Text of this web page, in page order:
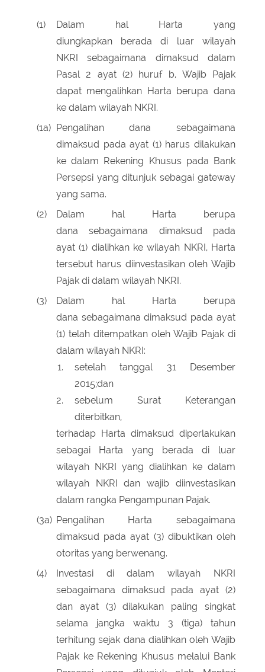
(1)
Dalam hal Harta yang
diungkapkan berada di luar wilayah
NKRI sebagaimana dimaksud dalam
Pasal 2 ayat (2) huruf b, Wajib Pajak
dapat mengalihkan Harta berupa dana
ke dalam wilayah NKRI.
(1a) Pengalihan dana sebagaimana
dimaksud pada ayat (1) harus dilakukan
ke dalam Rekening Khusus pada Bank
Persepsi yang ditunjuk sebagai gateway
yang sama.
(2)
Dalam hal Harta berupa
dana sebagaimana dimaksud pada
ayat (1) dialihkan ke wilayah NKRI, Harta
tersebut harus diinvestasikan oleh Wajib
Pajak di dalam wilayah NKRI.
(3)
Dalam hal Harta berupa
dana sebagaimana dimaksud pada ayat
(1) telah ditempatkan oleh Wajib Pajak di
dalam wilayah NKRI:
setelah tanggal 31 Desember
2015;dan
sebelum Surat Keterangan
diterbitkan,
terhadap Harta dimaksud diperlakukan
sebagai Harta yang berada di luar
wilayah NKRI yang dialihkan ke dalam
wilayah NKRI dan wajib diinvestasikan
dalam rangka Pengampunan Pajak.
(3a) Pengalihan Harta sebagaimana
dimaksud pada ayat (3) dibuktikan oleh
otoritas yang berwenang.
(4)
Investasi di dalam wilayah NKRI
sebagaimana dimaksud pada ayat (2)
dan ayat (3) dilakukan paling singkat
selama jangka waktu 3 (tiga) tahun
terhitung sejak dana dialihkan oleh Wajib
Pajak ke Rekening Khusus melalui Bank